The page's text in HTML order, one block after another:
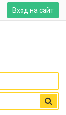
Вход на сайт